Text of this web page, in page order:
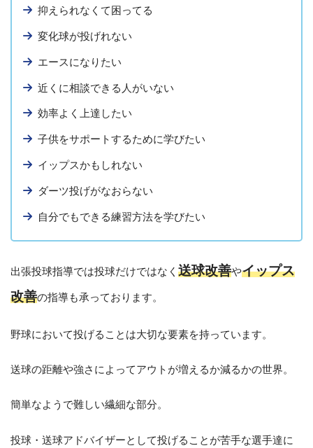
抑えられなくて困ってる
変化球が投げれない
エースになりたい
近くに相談できる人がいない
効率よく上達したい
子供をサポートするために学びたい
イップスかもしれない
ダーツ投げがなおらない
自分でもできる練習方法を学びたい
出張投球指導では投球だけではなく 送球改善やイップス
改善の指導も承っております。
野球において投げることは大切な要素を持っています。
送球の距離や強さによってアウトが増えるか減るかの世界。
簡単なようで難しい繊細な部分。
投球・送球アドバイザーとして投げることが苦手な選手達に